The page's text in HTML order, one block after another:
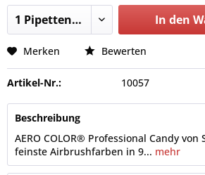
In den
Merken Bewerten
Artikel-Nr.: 10057
Beschreibung
AERO COLOR® Professional Candy von
feinste Airbrushfarben in 9... mehr